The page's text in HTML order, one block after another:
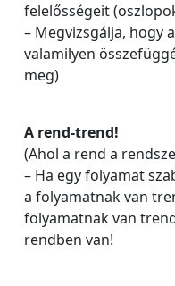
felelősségeit
– Megvizsgálja, hogy
valamilyen
meg)
A rend-trend!
(Ahol a rend a
– Ha egy folyamat
a folyamatnak van
folyamatnak van
rendben van!